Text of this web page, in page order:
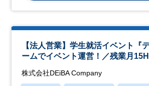
【法人営業】学生就活イベント『
ームでイベント運営！／残業月
株式会社DEiBA Company